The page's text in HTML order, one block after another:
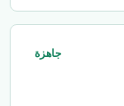
جاهزة